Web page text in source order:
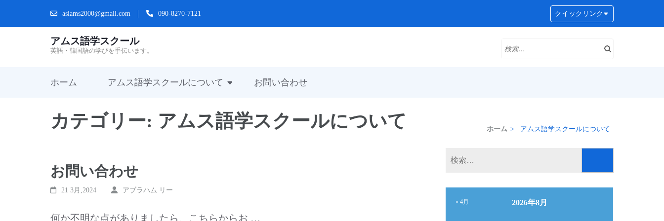
ン
asiams2000@gmail.com 090-8270-7121 クイックリンク
アムス語学スクール
英語・韓国語の学びを手伝います。
検
ホーム アムス語学スクールについて お問い合わせ
カテゴリー: アムス語学スクールについて ホーム > アムス語学スクールについて
お問い合わせ
21 3月,2024 アブラハム リー
何か不明な点がありましたら、こちらからお …
索:
2026年8月
« 4月